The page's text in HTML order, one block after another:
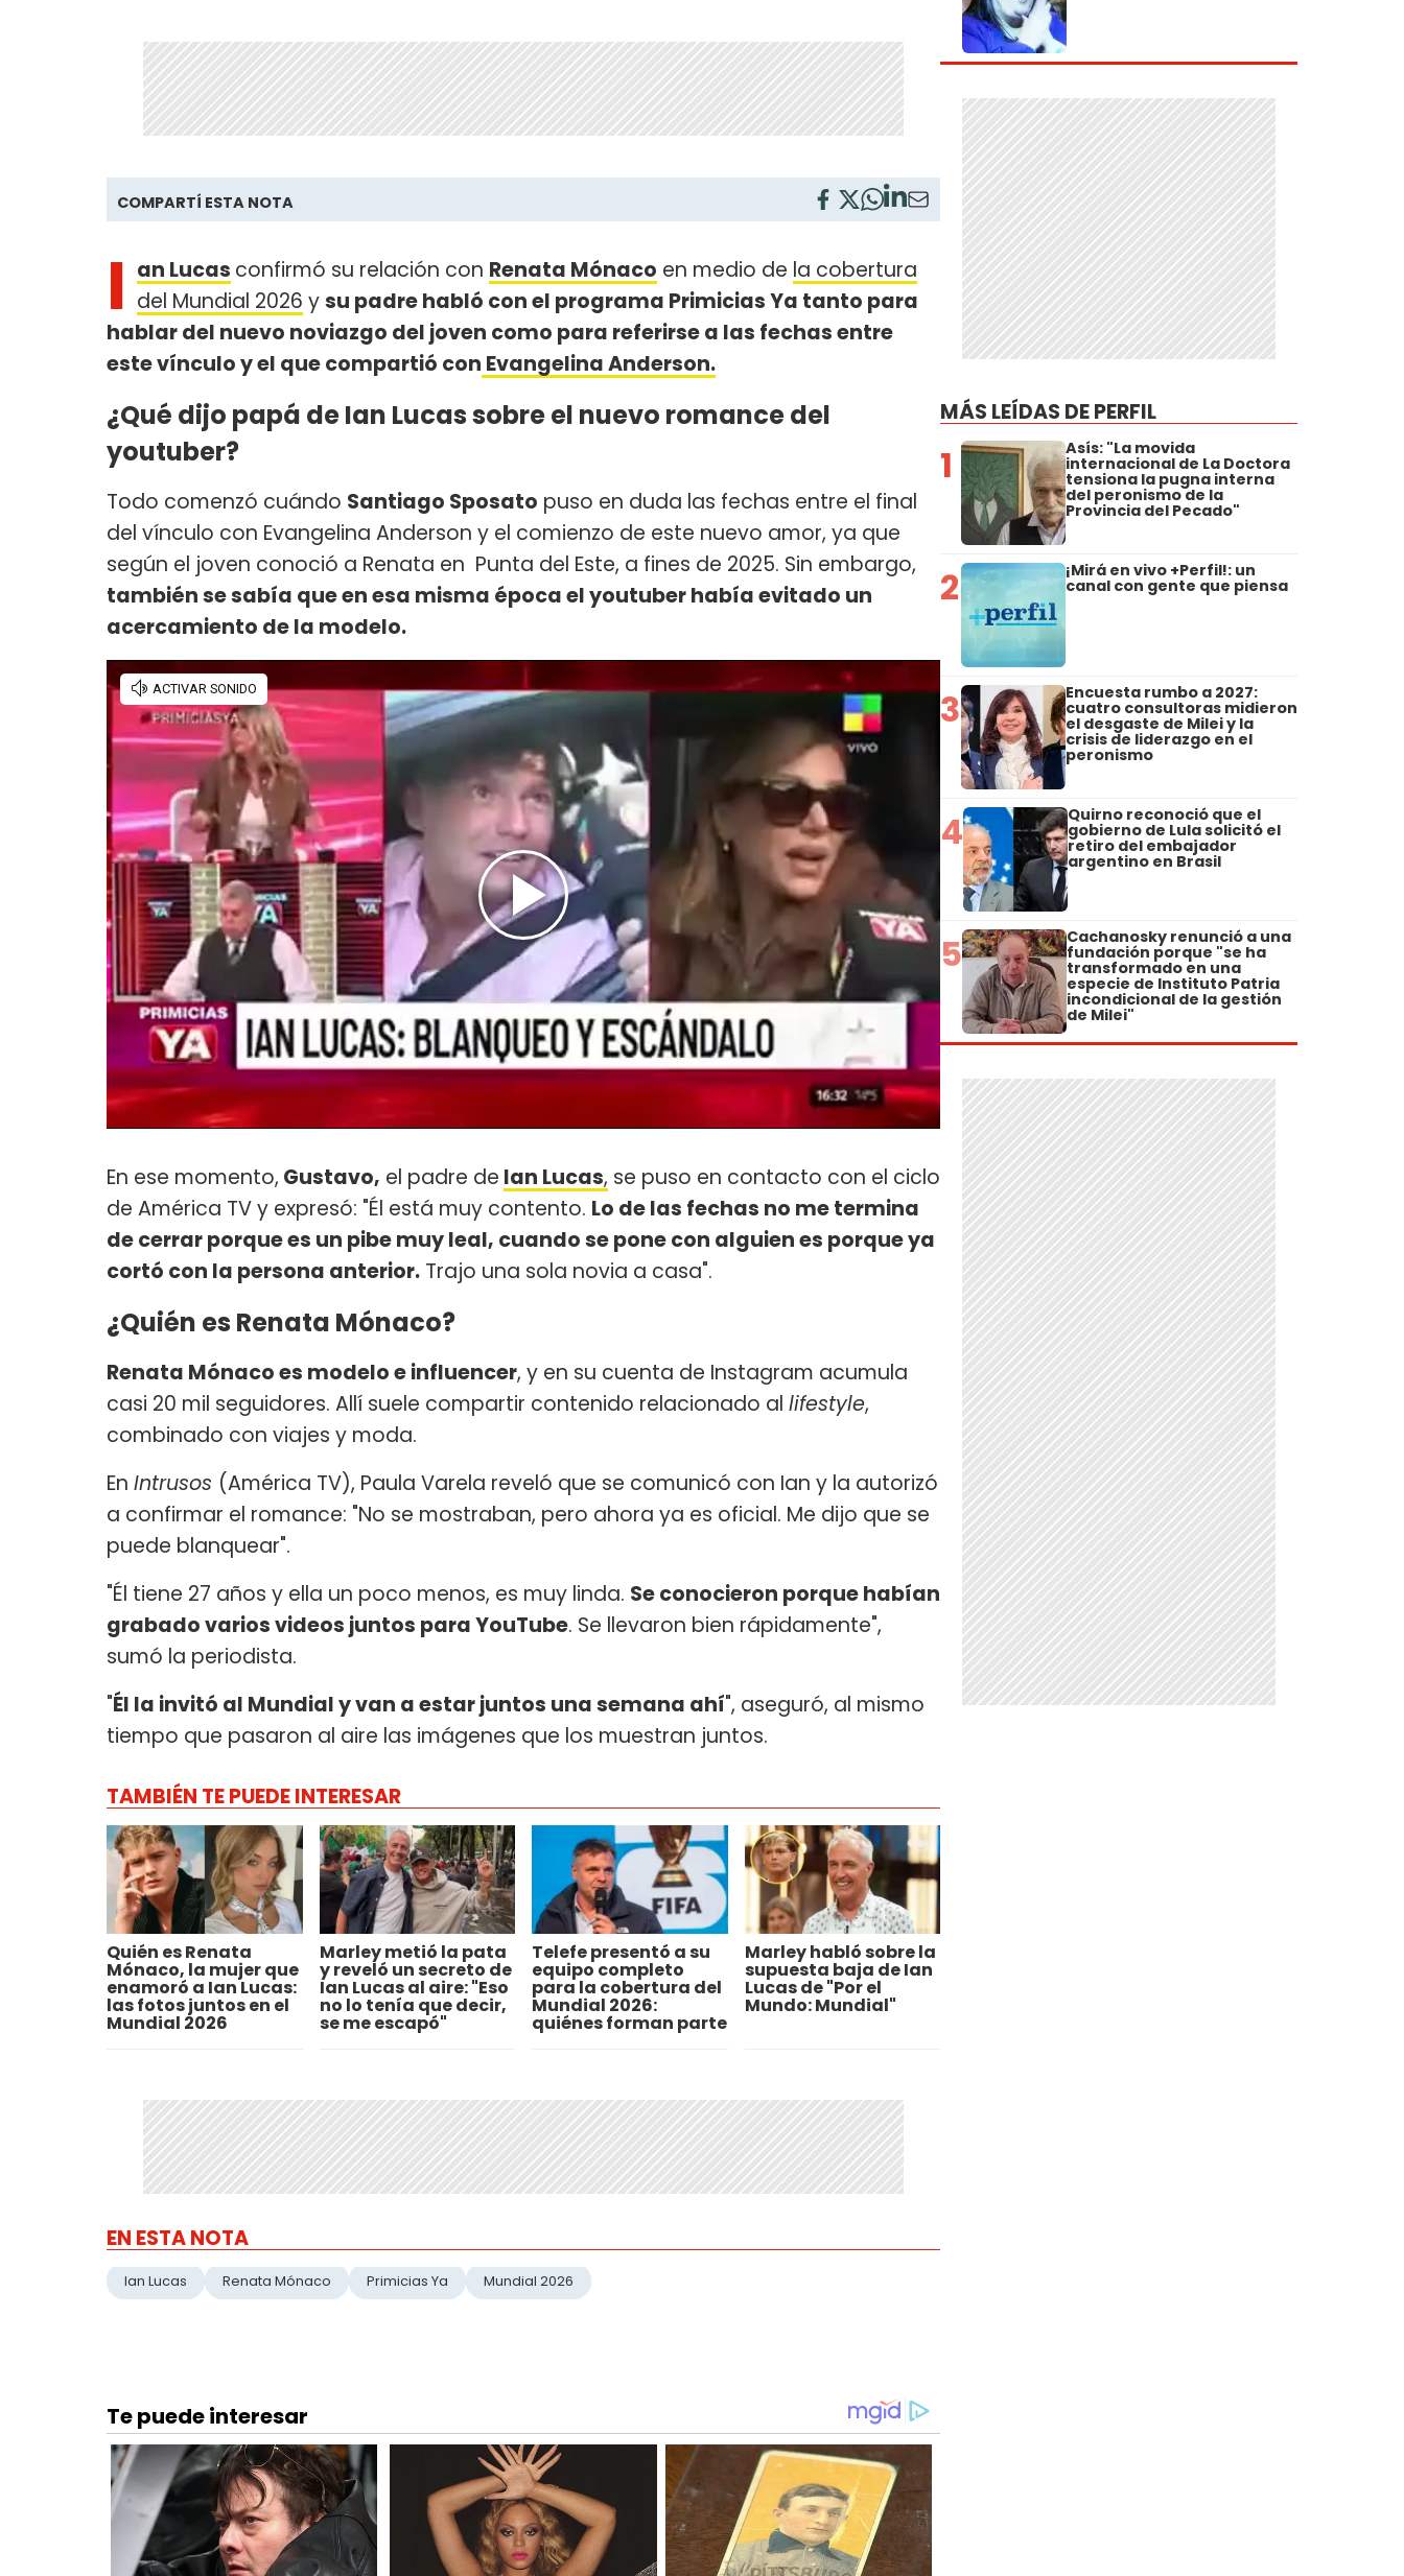
COMPARTÍ ESTA NOTA
I an Lucas confirmó su relación con Renata Mónaco en medio de la cobertura
del Mundial 2026 ysu padre habló con el programa Primicias Ya tanto para
hablar del nuevo noviazgo del joven como para referirse a las fechas entre
este vínculo y el que compartió con Evangelina Anderson.
¿Qué dijo papá de Ian Lucas sobre el nuevo romance del
youtuber?
Todo comenzó cuándo Santiago Sposato puso en duda las fechas entre el final
del vínculo con Evangelina Anderson y el comienzo de este nuevo amor, ya que
según el joven conoció a Renata en Punta del Este, a fines de 2025. Sin embargo,
también se sabía que en esa misma época el youtuber había evitado un
acercamiento de la modelo.
En ese momento, Gustavo, el padre de Ian Lucas, se puso en contacto con el ciclo
de América TV y expresó: "Él está muy contento. Lo de las fechas no me termina
de cerrar porque es un pibe muy leal, cuando se pone con alguien es porque ya
cortó con la persona anterior. Trajo una sola novia a casa".
¿Quién es Renata Mónaco?
Renata Mónaco es modelo e influencer, y en su cuenta de Instagram acumula
casi 20 mil seguidores. Allí suele compartir contenido relacionado al lifestyle,
combinado con viajes y moda.
En Intrusos (América TV), Paula Varela reveló que se comunicó con Ian y la autorizó
a confirmar el romance: "No se mostraban, pero ahora ya es oficial. Me dijo que se
puede blanquear".
"Él tiene 27 años y ella un poco menos, es muy linda. Se conocieron porque habían
grabado varios videos juntos para YouTube. Se llevaron bien rápidamente",
sumó la periodista.
"Él la invitó al Mundial y van a estar juntos una semana ahí", aseguró, al mismo
tiempo que pasaron al aire las imágenes que los muestran juntos.
TAMBIÉN TE PUEDE INTERESAR
Quién es Renata
Mónaco, la mujer que
enamoró a Ian Lucas:
las fotos juntos en el
Mundial 2026
Marley metió la pata
y reveló un secreto de
Ian Lucas al aire: "Eso
no lo tenía que decir,
se me escapó"
Telefe presentó a su
equipo completo
para la cobertura del
Mundial 2026:
quiénes forman parte
Marley habló sobre la
supuesta baja de Ian
Lucas de "Por el
Mundo: Mundial"
EN ESTA NOTA
Ian Lucas Renata Mónaco Primicias Ya Mundial 2026
MÁS LEÍDAS DE PERFIL
1 Asís: "La movida
internacional de La Doctora
tensiona la pugna interna
del peronismo de la
Provincia del Pecado"
2 ¡Mirá en vivo +Perfil!: un
canal con gente que piensa
3 Encuesta rumbo a 2027:
cuatro consultoras midieron
el desgaste de Milei y la
crisis de liderazgo en el
peronismo
4 Quirno reconoció que el
gobierno de Lula solicitó el
retiro del embajador
argentino en Brasil
5 Cachanosky renunció a una
fundación porque "se ha
transformado en una
especie de Instituto Patria
incondicional de la gestión
de Milei"